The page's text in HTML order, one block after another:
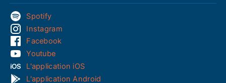
Spotify
Instagram
Facebook
Youtube
L'application iOS
L'application Android